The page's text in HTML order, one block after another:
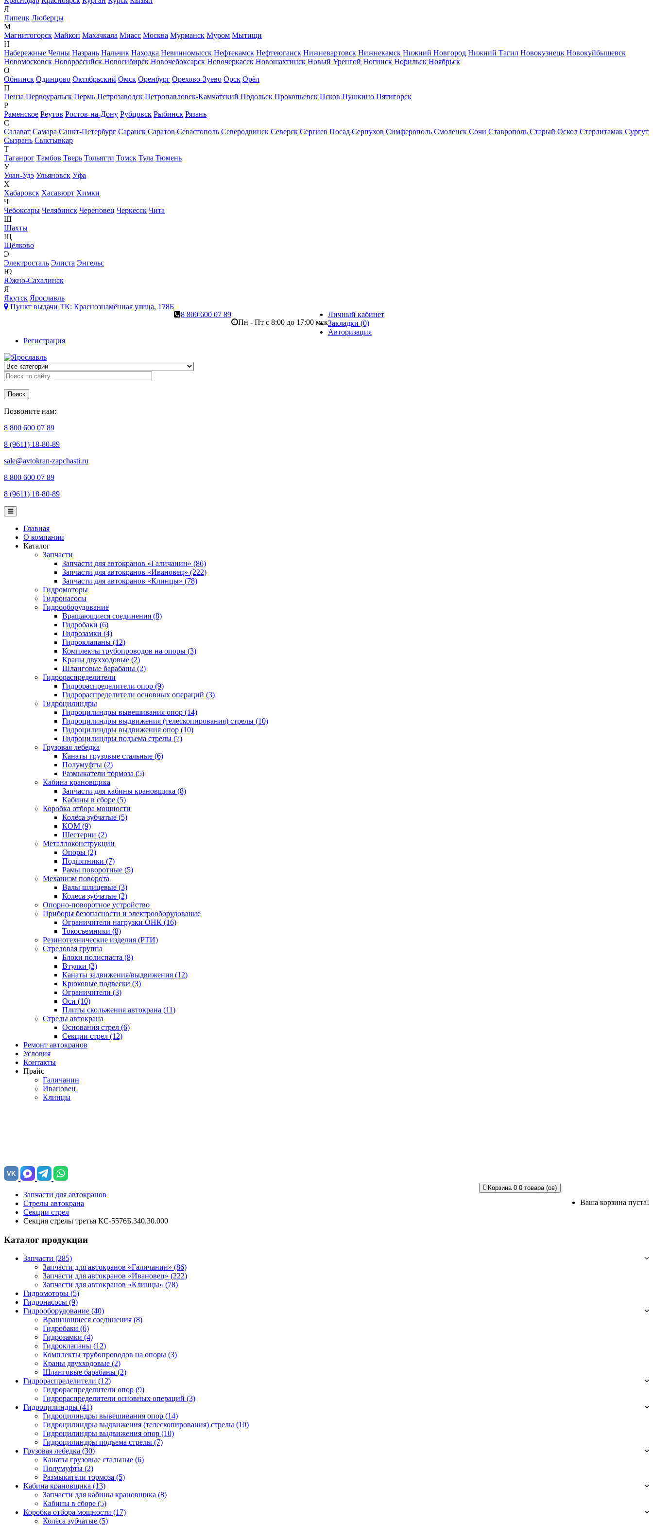
Л
Липецк Люберцы
М
Магнитогорск Майкоп Махачкала Миасс Москва Мурманск Муром Мытищи
Н
Набережные Челны Назрань Нальчик Находка Невинномысск Нефтекамск Нефтеюганск Нижневартовск Нижнекамск Нижний Новгород Нижний Тагил Новокузнецк Новокуйбышевск
Новомосковск Новороссийск Новосибирск Новочебоксарск Новочеркасск Новошахтинск Новый Уренгой Ногинск Норильск Ноябрьск
О
Обнинск Одинцово Октябрьский Омск Оренбург Орехово-Зуево Орск Орёл
П
Пенза Первоуральск Пермь Петрозаводск Петропавловск-Камчатский Подольск Прокопьевск Псков Пушкино Пятигорск
Р
Раменское Реутов Ростов-на-Дону Рубцовск Рыбинск Рязань
С
Салават Самара Санкт-Петербург Саранск Саратов Севастополь Северодвинск Северск Сергиев Посад Серпухов Симферополь Смоленск Сочи Ставрополь Старый Оскол Стерлитамак Сургут
Сызрань Сыктывкар
Т
Таганрог Тамбов Тверь Тольятти Томск Тула Тюмень
У
Улан-Удэ Ульяновск Уфа
Х
Хабаровск Хасавюрт Химки
Ч
Чебоксары Челябинск Череповец Черкесск Чита
Ш
Шахты
Щ
Щёлково
Э
Электросталь Элиста Энгельс
Ю
Южно-Сахалинск
Я
Якутск Ярославль
Пункт выдачи ТК: Краснознамённая улица, 178Б
8 800 600 07 89
Пн - Пт с 8:00 до 17:00 мск
Личный кабинет
Закладки (0)
Авторизация
Регистрация
Поиск
Позвоните нам:
8 800 600 07 89
8 (9611) 18-80-89
sale@avtokran-zapchasti.ru
8 800 600 07 89
8 (9611) 18-80-89
Главная
О компании
Каталог
Запчасти
Запчасти для автокранов «Галичанин» (86)
Запчасти для автокранов «Ивановец» (222)
Запчасти для автокранов «Клинцы» (78)
Гидромоторы
Гидронасосы
Гидрооборудование
Вращающиеся соединения (8)
Гидробаки (6)
Гидрозамки (4)
Гидроклапаны (12)
Комплекты трубопроводов на опоры (3)
Краны двухходовые (2)
Шланговые барабаны (2)
Гидрораспределители
Гидрораспределители опор (9)
Гидрораспределители основных операций (3)
Гидроцилиндры
Гидроцилиндры вывешивания опор (14)
Гидроцилиндры выдвижения (телескопирования) стрелы (10)
Гидроцилиндры выдвижения опор (10)
Гидроцилиндры подъема стрелы (7)
Грузовая лебедка
Канаты грузовые стальные (6)
Полумуфты (2)
Размыкатели тормоза (5)
Кабина крановщика
Запчасти для кабины крановщика (8)
Кабины в сборе (5)
Коробка отбора мощности
Колёса зубчатые (5)
КОМ (9)
Шестерни (2)
Металлоконструкции
Опоры (2)
Подпятники (7)
Рамы поворотные (5)
Механизм поворота
Валы шлицевые (3)
Колеса зубчатые (2)
Опорно-поворотное устройство
Приборы безопасности и электрооборудование
Ограничители нагрузки ОНК (16)
Токосъемники (8)
Резинотехнические изделия (РТИ)
Стреловая группа
Блоки полиспаста (8)
Втулки (2)
Канаты задвижения/выдвижения (12)
Крюковые подвески (3)
Ограничители (3)
Оси (10)
Плиты скольжения автокрана (11)
Стрелы автокрана
Основания стрел (6)
Секции стрел (12)
Ремонт автокранов
Условия
Контакты
Прайс
Галичанин
Ивановец
Клинцы
VK
Корзина 0 0 товара (ов)
Ваша корзина пуста!
Запчасти для автокранов
Стрелы автокрана
Секции стрел
Секция стрелы третья КС-5576Б.340.30.000
Каталог продукции
Запчасти (285)
Запчасти для автокранов «Галичанин» (86)
Запчасти для автокранов «Ивановец» (222)
Запчасти для автокранов «Клинцы» (78)
Гидромоторы (5)
Гидронасосы (9)
Гидрооборудование (40)
Вращающиеся соединения (8)
Гидробаки (6)
Гидрозамки (4)
Гидроклапаны (12)
Комплекты трубопроводов на опоры (3)
Краны двухходовые (2)
Шланговые барабаны (2)
Гидрораспределители (12)
Гидрораспределители опор (9)
Гидрораспределители основных операций (3)
Гидроцилиндры (41)
Гидроцилиндры вывешивания опор (14)
Гидроцилиндры выдвижения (телескопирования) стрелы (10)
Гидроцилиндры выдвижения опор (10)
Гидроцилиндры подъема стрелы (7)
Грузовая лебедка (30)
Канаты грузовые стальные (6)
Полумуфты (2)
Размыкатели тормоза (5)
Кабина крановщика (13)
Запчасти для кабины крановщика (8)
Кабины в сборе (5)
Коробка отбора мощности (17)
Колёса зубчатые (5)